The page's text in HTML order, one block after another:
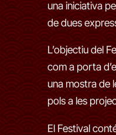
una iniciativa
de dues
L’objectiu del
com a porta
una mostra de
pols a les
El Festival